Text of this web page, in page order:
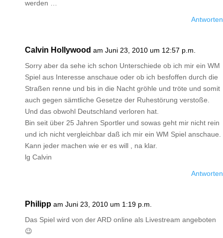
werden …
Antworten
Calvin Hollywood am Juni 23, 2010 um 12:57 p.m.
Sorry aber da sehe ich schon Unterschiede ob ich mir ein WM
Spiel aus Interesse anschaue oder ob ich besfoffen durch die
Straßen renne und bis in die Nacht gröhle und tröte und somit
auch gegen sämtliche Gesetze der Ruhestörung verstoße.
Und das obwohl Deutschland verloren hat.
Bin seit über 25 Jahren Sportler und sowas geht mir nicht rein
und ich nicht vergleichbar daß ich mir ein WM Spiel anschaue.
Kann jeder machen wie er es will , na klar.
lg Calvin
Antworten
Philipp am Juni 23, 2010 um 1:19 p.m.
Das Spiel wird von der ARD online als Livestream angeboten
😉